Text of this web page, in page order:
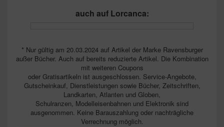
auch auf Lorcanca:
* Nur gültig am 20.03.2024 auf Artikel der Marke Ravensburger
außer Bücher. Auch auf bereits reduzierte Artikel. Die Kombination
mit weiteren Coupons
oder Gratisartikeln ist ausgeschlossen. Service-Angebote,
Gutscheinkauf, Dienstleistungen sowie Bücher, Zeitschriften,
Landkarten, Atlanten und Globen,
Schulranzen, Modelleisenbahnen und Elektronik sind
ausgenommen. Keine Barauszahlung oder nachträgliche
Verrechnung möglich.